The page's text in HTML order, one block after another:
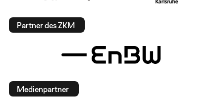
Partner des ZKM
Medienpartner